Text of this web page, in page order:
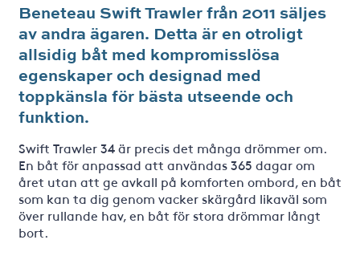
Beneteau Swift Trawler från 2011 säljes
av andra ägaren. Detta är en otroligt
allsidig båt med kompromisslösa
egenskaper och designad med
toppkänsla för bästa utseende och
funktion.
Swift Trawler 34 är precis det många drömmer om.
En båt för anpassad att användas 365 dagar om
året utan att ge avkall på komforten ombord, en båt
som kan ta dig genom vacker skärgård likaväl som
över rullande hav, en båt för stora drömmar långt
bort.